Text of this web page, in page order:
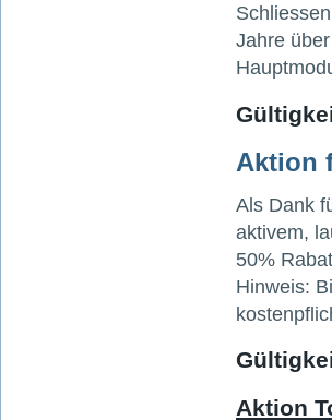
Jahre
Aktion
Als Dank
aktivem,
50%
Hinweis:
Aktion